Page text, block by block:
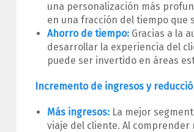
una personalización más
en una fracción del tiempo que
Ahorro de tiempo: Gracias a la
desarrollar la experiencia del
puede ser invertido en áreas
Incremento de ingresos y
Más ingresos: La mejor
viaje del cliente. Al